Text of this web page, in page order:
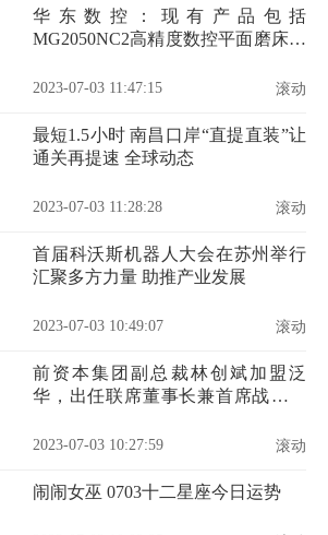
华东数控：现有产品包括
MG2050NC2高精度数控平面磨床、
点
2023-07-03 11:47:15 滚动
最短1.5小时 南昌口岸“直提直装”让
通关再提速 全球动态
2023-07-03 11:28:28 滚动
首届科沃斯机器人大会在苏州举行
汇聚多方力量 助推产业发展
2023-07-03 10:49:07 滚动
前资本集团副总裁林创斌加盟泛
华，出任联席董事长兼首席战略官
2023-07-03 10:27:59 滚动
闹闹女巫 0703十二星座今日运势